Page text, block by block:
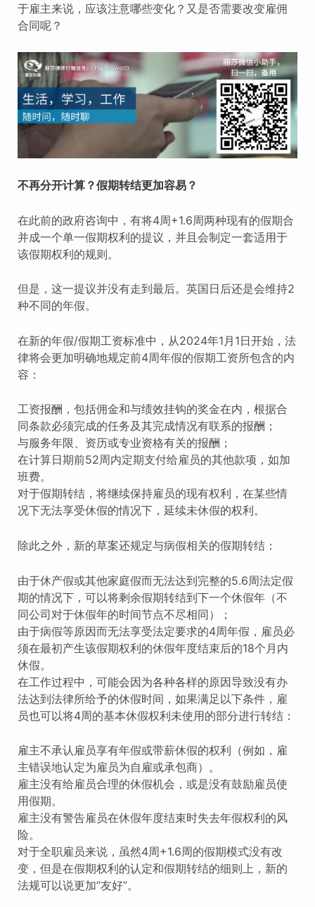
于雇主来说，应该注意哪些变化？又是否需要改变雇佣
合同呢？
不再分开计算？假期转结更加容易？
在此前的政府咨询中，有将4周+1.6周两种现有的假期合
并成一个单一假期权利的提议，并且会制定一套适用于
该假期权利的规则。
但是，这一提议并没有走到最后。英国日后还是会维持2
种不同的年假。
在新的年假/假期工资标准中，从2024年1月1日开始，法
律将会更加明确地规定前4周年假的假期工资所包含的内
容：
工资报酬，包括佣金和与绩效挂钩的奖金在内，根据合
同条款必须完成的任务及其完成情况有联系的报酬；
与服务年限、资历或专业资格有关的报酬；
在计算日期前52周内定期支付给雇员的其他款项，如加
班费。
对于假期转结，将继续保持雇员的现有权利，在某些情
况下无法享受休假的情况下，延续未休假的权利。
除此之外，新的草案还规定与病假相关的假期转结：
由于休产假或其他家庭假而无法达到完整的5.6周法定假
期的情况下，可以将剩余假期转结到下一个休假年（不
同公司对于休假年的时间节点不尽相同）；
由于病假等原因而无法享受法定要求的4周年假，雇员必
须在最初产生该假期权利的休假年度结束后的18个月内
休假。
在工作过程中，可能会因为各种各样的原因导致没有办
法达到法律所给予的休假时间，如果满足以下条件，雇
员也可以将4周的基本休假权利未使用的部分进行转结：
雇主不承认雇员享有年假或带薪休假的权利（例如，雇
主错误地认定为雇员为自雇或承包商）。
雇主没有给雇员合理的休假机会，或是没有鼓励雇员使
用假期。
雇主没有警告雇员在休假年度结束时失去年假权利的风
险。
对于全职雇员来说，虽然4周+1.6周的假期模式没有改
变，但是在假期权利的认定和假期转结的细则上，新的
法规可以说更加“友好”。